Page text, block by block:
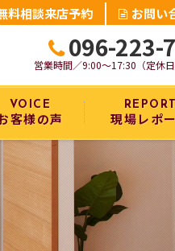
料相談来店予約 お問い
096-223-
営業時間／9:00～17:30（定休日
VOICE
客様の声
REPORT
現場レポ